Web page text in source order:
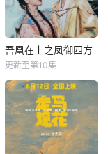
吾凰在上之凤御四方
更新至第10集